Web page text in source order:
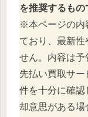
を推奨するもの
※本ページの内
ており、最新性
せん。内容は予
先払い買取サ
件を十分に確認
却意思がある場